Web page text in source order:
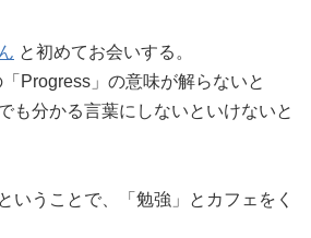
と初めてお会いする。
「Progress」の意味が解らないと
も分かる言葉にしないといけないと
いうことで、「勉強」とカフェをく